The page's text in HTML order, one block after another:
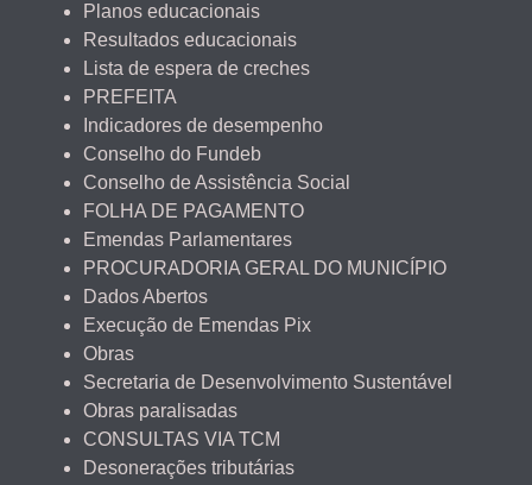
Planos educacionais
Resultados educacionais
Lista de espera de creches
PREFEITA
Indicadores de desempenho
Conselho do Fundeb
Conselho de Assistência Social
FOLHA DE PAGAMENTO
Emendas Parlamentares
PROCURADORIA GERAL DO MUNICÍPIO
Dados Abertos
Execução de Emendas Pix
Obras
Secretaria de Desenvolvimento Sustentável
Obras paralisadas
CONSULTAS VIA TCM
Desonerações tributárias